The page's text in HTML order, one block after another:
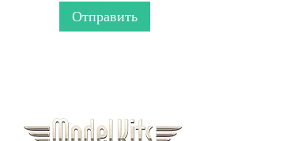
Отправить